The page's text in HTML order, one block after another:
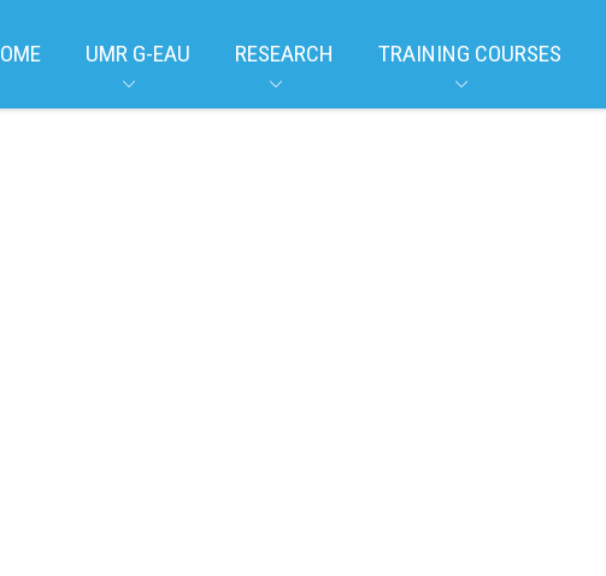
UMR G-EAU RESEARCH TRAINING COURSES